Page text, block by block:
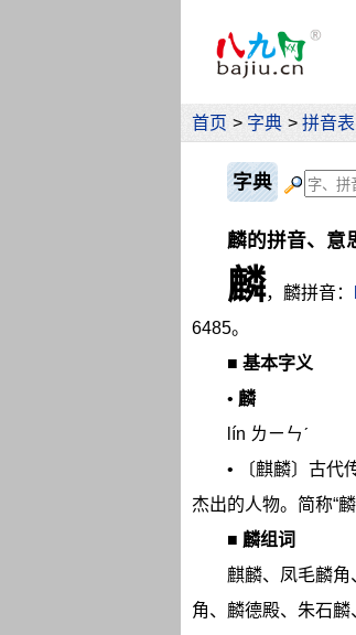
首页 > 字典 > 拼音表
字典
麟的拼音、意
麟，麟拼音：
6485。
■ 基本字义
• 麟
lín ㄌㄧㄣˊ
• 〔麒麟〕古代
杰出的人物。简称“麟
■ 麟组词
麒麟、凤毛麟
角、麟德殿、朱石